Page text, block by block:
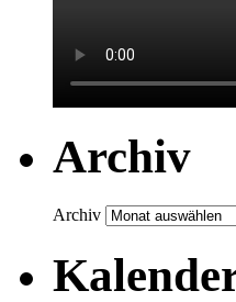
Archiv
Archiv